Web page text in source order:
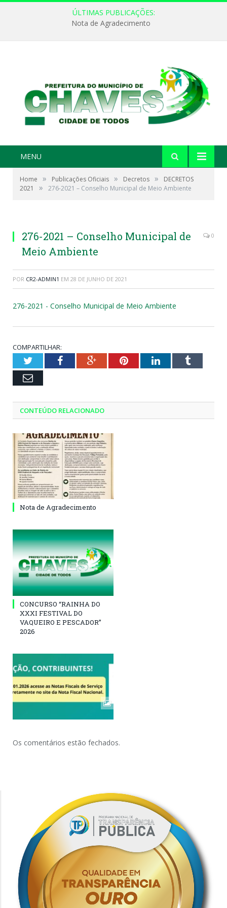
ÚLTIMAS PUBLICAÇÕES:
Nota de Agradecimento
MENU
Home » Publicações Oficiais » Decretos »
DECRETOS
2021
» 276-2021 – Conselho Municipal de Meio Ambiente
276-2021 – Conselho Municipal de
Meio Ambiente
0
POR CR2-ADMIN1 EM 28 DE JUNHO DE 2021
276-2021 - Conselho Municipal de Meio Ambiente
COMPARTILHAR:
TwitterFacebookGoogle+PinterestLinkedInTumblr
Email
CONTEÚDO RELACIONADO
Nota de Agradecimento
CONCURSO “RAINHA DO
XXXI FESTIVAL DO
VAQUEIRO E PESCADOR”
2026
Os comentários estão fechados.